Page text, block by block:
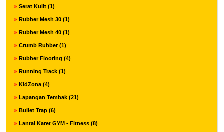
Serat Kulit (1)
Rubber Mesh 30 (1)
Rubber Mesh 40 (1)
Crumb Rubber (1)
Rubber Flooring (4)
Running Track (1)
KidZona (4)
Lapangan Tembak (21)
Bullet Trap (6)
Lantai Karet GYM - Fitness (8)